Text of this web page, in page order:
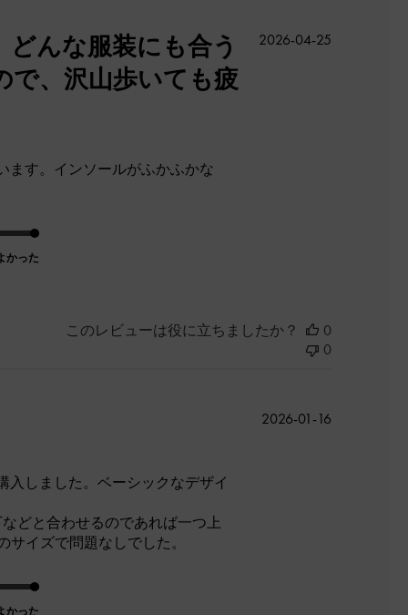
んな服装にも合う
、沢山歩いても疲
ます。インソールがふかふかな
かった
公
2026-04-25
このレビューは役に立ちましたか？
0
0
しました。ベーシックなデザイ
どと合わせるのであれば一つ上
イズで問題なしでした。
かった
公
2026-01-16